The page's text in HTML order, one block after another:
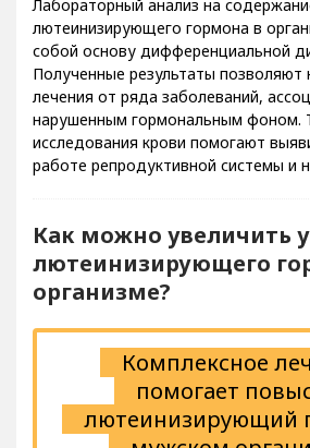
лютеинизирующего гормона в
собой основу дифференциальной
Полученные результаты позволяют
лечения от ряда заболеваний,
нарушенным гормональным фоном.
исследования крови помогают
работе репродуктивной системы и
лютеинизирующего
организме?
Комплексное
помогает
лютеинизирующий
мужском